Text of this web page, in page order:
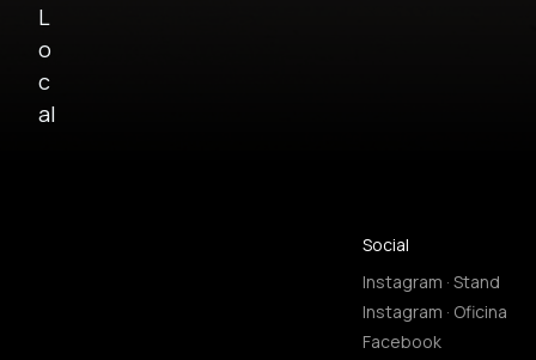
L
o
c
al
Social
Instagram · Stand
Instagram · Oficina
Facebook